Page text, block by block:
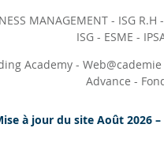
MANAGEMENT - ISG R.H -
ISG- ESME -
Academy- Web@cademie
Advance -
à jour du site Août 2026